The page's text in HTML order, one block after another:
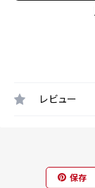
レビュー
保存